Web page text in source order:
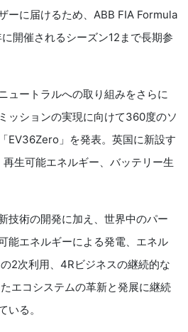
ーに届けるため、ABB FIA Formula
開催されるシーズン12まで長期参
ュートラルへの取り組みをさらに
ッションの実現に向けて360度のソ
EV36Zero」を発表。英国に新設す
生可能エネルギー、バッテリー生
技術の開発に加え、世界中のパー
能エネルギーによる発電、エネル
2次利用、4Rビジネスの継続的な
エコシステムの革新と発展に継続
いる。